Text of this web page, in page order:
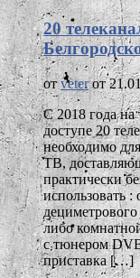
20
отveterот
С 2018 года на
доступе 20
необходимо
ТВ,
практически
использовать
либо
с тюнером
приставка […]